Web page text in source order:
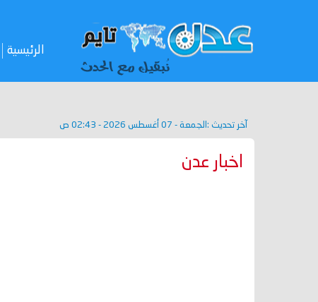
الرئيسية
آخر تحديث : الجمعة - 07 أغسطس 2026 - 02:43 ص
اخبار عدن